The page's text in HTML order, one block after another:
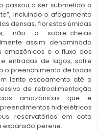
passou a ser submetido a
incluindo o afogamento
densas, florestas úmidas
não a sobre-cheias
assim denominado
e o fluxo dos
entradas de lagos, sofre
o preenchimento de todas
lento escoamento até a
de retroalimentação
amazônicas que é
hidrelétricos
reservatórios em cota
expansão perene.